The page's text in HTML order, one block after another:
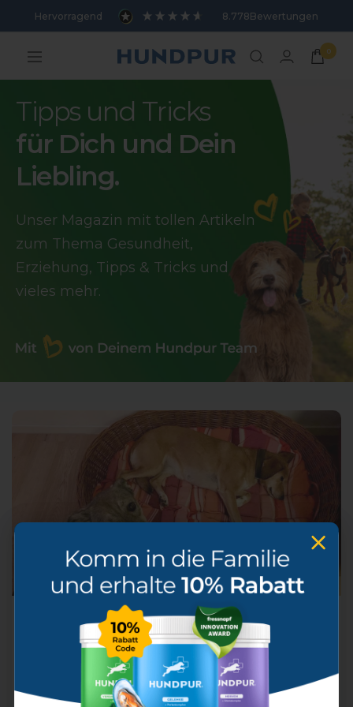
Hervorragend 8.778Bewertungen
Navigation Hundpur 0
Tipps und Tricks
für Dich und Dein
Liebling.
Unser Magazin mit tollen Artikeln
zum Thema Gesundheit,
Erziehung, Tipps & Tricks und
vieles mehr.
Kolumne
Pardon, ist hier noch frei?
Als ich Luna das erste Mal gesehen habe, hat sie mich
angelacht – und ich bin kurz zusammengezuckt. Weil